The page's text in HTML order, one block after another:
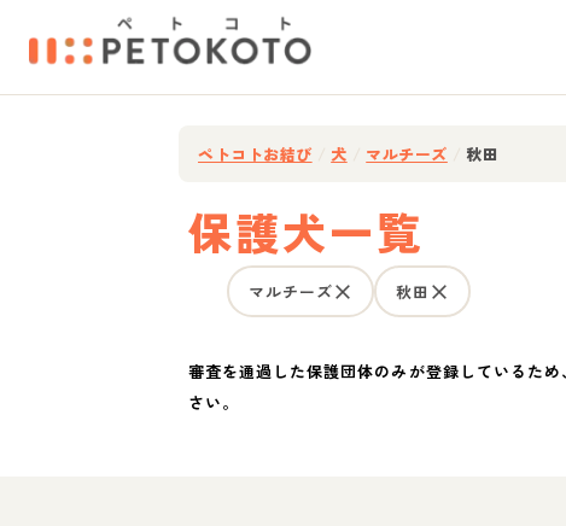
ペトコトお結び 犬 マルチーズ 秋田
保護犬一覧
マルチーズ 秋田
審査を通過した保護団体のみが登録しているた
さい。